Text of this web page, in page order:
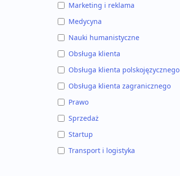
Marketing i reklama
Medycyna
Nauki humanistyczne
Obsługa klienta
Obsługa klienta polskojęzycznego
Obsługa klienta zagranicznego
Prawo
Sprzedaż
Startup
Transport i logistyka